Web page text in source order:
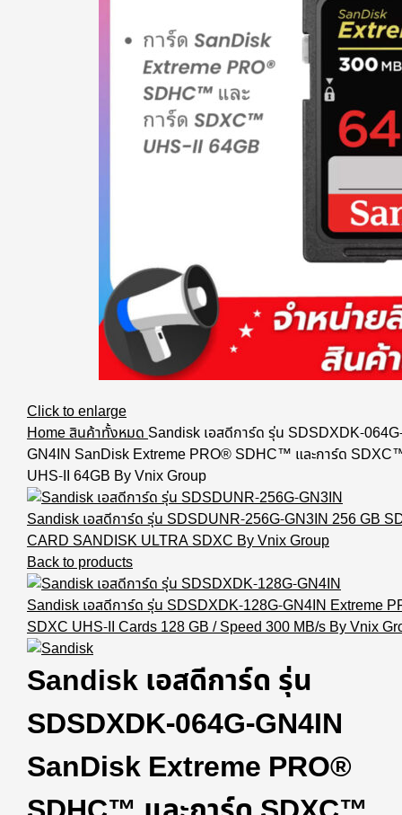
Click to enlarge
Homeสินค้าทั้งหมดSandisk เอสดีการ์ด รุ่น SDSDXDK-
GN4IN SanDisk Extreme PRO® SDHC™ และการ์ด
UHS-II 64GB By Vnix Group
Sandisk เอสดีการ์ด รุ่น SDSDUNR-256G-GN3IN 256 GB
CARD SANDISK ULTRA SDXC By Vnix Group
Back to products
Sandisk เอสดีการ์ด รุ่น SDSDXDK-128G-GN4IN Extreme
SDXC UHS-II Cards 128 GB / Speed 300 MB/s By Vnix
Sandisk เอสดีการ์ด รุ่น
SDSDXDK-064G-GN4IN
SanDisk Extreme PRO®